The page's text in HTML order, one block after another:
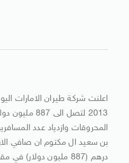
2013 لتصل الى
المحروقات وازدياد عدد